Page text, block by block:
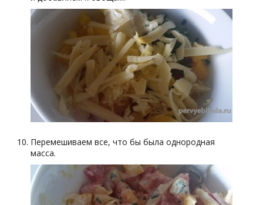
Перемешиваем все, что бы была однородная
масса.